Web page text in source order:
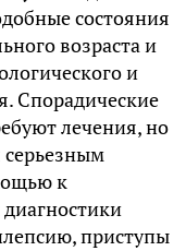
состояния
возраста и
и
Спорадические
лечения, но
серьезным
к
приступы